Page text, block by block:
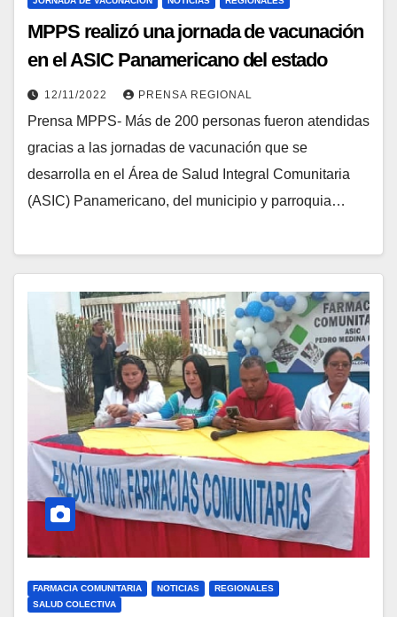
MPPS realizó una jornada de vacunación
en el ASIC Panamericano del estado
Táchira
12/11/2022 PRENSA REGIONAL
Prensa MPPS- Más de 200 personas fueron atendidas
gracias a las jornadas de vacunación que se
desarrolla en el Área de Salud Integral Comunitaria
(ASIC) Panamericano, del municipio y parroquia…
FARMACIA COMUNITARIA NOTICIAS
REGIONALES
SALUD COLECTIVA